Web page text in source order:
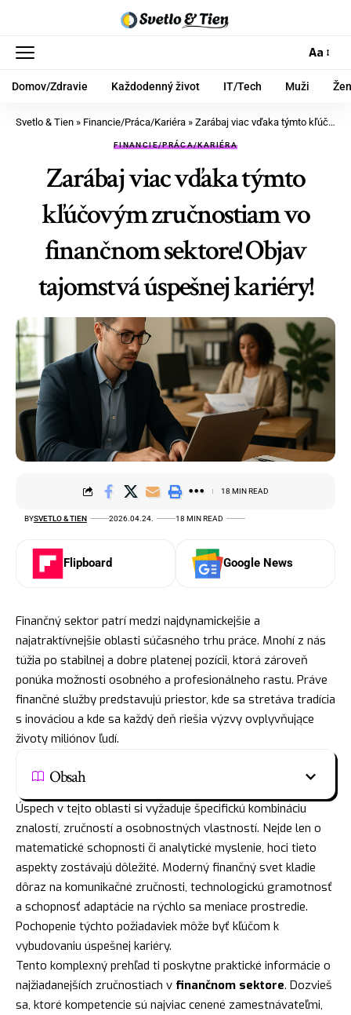
Aa
Domov/Zdravie Každodenný život IT/Tech Muži
Svetlo & Tien » Financie/Práca/Kariéra » Zarábaj viac vďaka týmto kľúčovým zručnostiam vo finančnom sektore! Objav tajomstvá úspešnej kariéry!
FINANCIE/PRÁCA/KARIÉRA
Zarábaj viac vďaka týmto
kľúčovým zručnostiam vo
finančnom sektore! Objav
tajomstvá úspešnej kariéry!
BYSVETLO & TIEN 2026.04.24. 18 MIN READ
18 MIN READ
Flipboard Google News
Finančný sektor patrí medzi najdynamickejšie a
najatraktívnejšie oblasti súčasného trhu práce. Mnohí z nás
túžia po stabilnej a dobre platenej pozícii, ktorá zároveň
ponúka možnosti osobného a profesionálneho rastu. Práve
finančné služby predstavujú priestor, kde sa stretáva tradícia
s inováciou a kde sa každý deň riešia výzvy ovplyvňujące
životy miliónov ľudí.
Obsah
Úspech v tejto oblasti si vyžaduje špecifickú kombináciu
znalostí, zručností a osobnostných vlastností. Nejde len o
matematické schopnosti či analytické myslenie, hoci tieto
aspekty zostávajú dôležité. Moderný finančný svet kladie
dôraz na komunikačné zručnosti, technologickú gramotnosť
a schopnosť adaptácie na rýchlo sa meniace prostredie.
Pochopenie týchto požiadaviek môže byť kľúčom k
vybudovaniu úspešnej kariéry.
Tento komplexný prehľad ti poskytne praktické informácie o
najžiadanejších zručnostiach v finančnom sektore. Dozvieš
sa, ktoré kompetencie sú najviac cenené zamestnávateľmi,